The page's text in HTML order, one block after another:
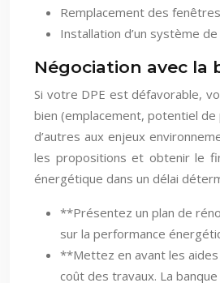
Remplacement des
Installation d’un système
Négociation avec la
Si votre DPE est défavorable,
bien (emplacement, potentiel
d’autres aux enjeux
les propositions et obtenir le
énergétique dans un délai
**Présentez un plan de
sur la performance
**Mettez en avant les aides
coût des travaux. La